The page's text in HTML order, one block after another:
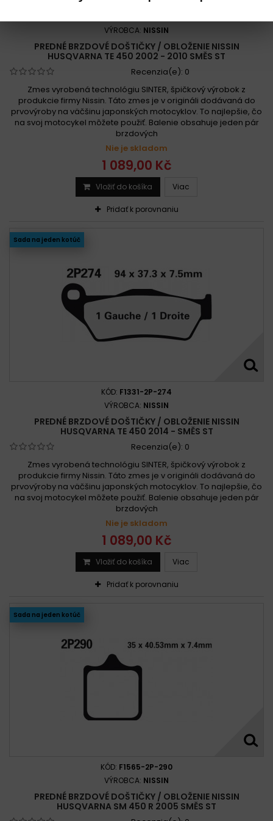
VÝROBCA: NISSIN
PREDNÉ BRZDOVÉ DOŠTIČKY / OBLOŽENIE NISSIN
HUSQVARNA TE 450 2002 - 2010 SMĚS ST
Recenzia(e): 0
Zmes vyrobená technológiu SINTER, špičkový výrobok z
produkcie firmy Nissin. Táto zmes je v origináli dodávaná do
prvovýroby na väčšinu japonských motocyklov. To najlepšie, čo
na svoj motocykel môžete použiť. Balenie obsahuje jeden pár
brzdových
Nie je skladom
1 089,00 Kč
Vložiť do košíka Viac
Pridať k porovnaniu
Sada na jeden kotúč
KÓD: F1331-2P-274
VÝROBCA: NISSIN
PREDNÉ BRZDOVÉ DOŠTIČKY / OBLOŽENIE NISSIN
HUSQVARNA TE 450 2014 - SMĚS ST
Recenzia(e): 0
Zmes vyrobená technológiu SINTER, špičkový výrobok z
produkcie firmy Nissin. Táto zmes je v origináli dodávaná do
prvovýroby na väčšinu japonských motocyklov. To najlepšie, čo
na svoj motocykel môžete použiť. Balenie obsahuje jeden pár
brzdových
Nie je skladom
1 089,00 Kč
Vložiť do košíka Viac
Pridať k porovnaniu
Sada na jeden kotúč
KÓD: F1565-2P-290
VÝROBCA: NISSIN
PREDNÉ BRZDOVÉ DOŠTIČKY / OBLOŽENIE NISSIN
HUSQVARNA SM 450 R 2005 SMĚS ST